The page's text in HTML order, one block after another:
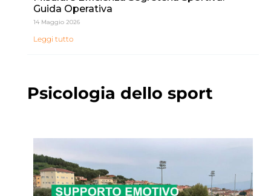
Guida Operativa
14 Maggio 2026
Leggi tutto
Psicologia dello sport